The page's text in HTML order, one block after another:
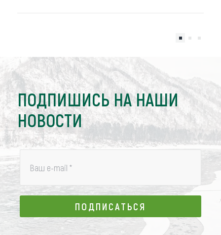
ПОДПИШИСЬ НА НАШИ
НОВОСТИ
Ваш e-mail *
ПОДПИСАТЬСЯ
ПОДПИСАТЬСЯ